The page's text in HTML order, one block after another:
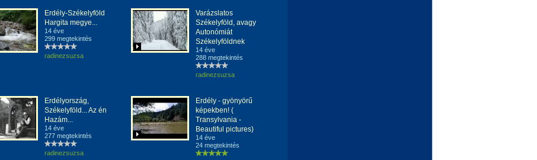
Erdély-Székelyföld
Hargita megye...
14 éve
299 megtekintés
radinezsuzsa
Varázslatos
Székelyföld, avagy
Autonómiát
Székelyföldnek
14 éve
288 megtekintés
radinezsuzsa
Erdélyország,
Székelyföld... Az én
Hazám...
14 éve
277 megtekintés
radinezsuzsa
Erdély - gyönyörű
képekben! (
Transylvania -
Beautiful pictures)
14 éve
24 megtekintés